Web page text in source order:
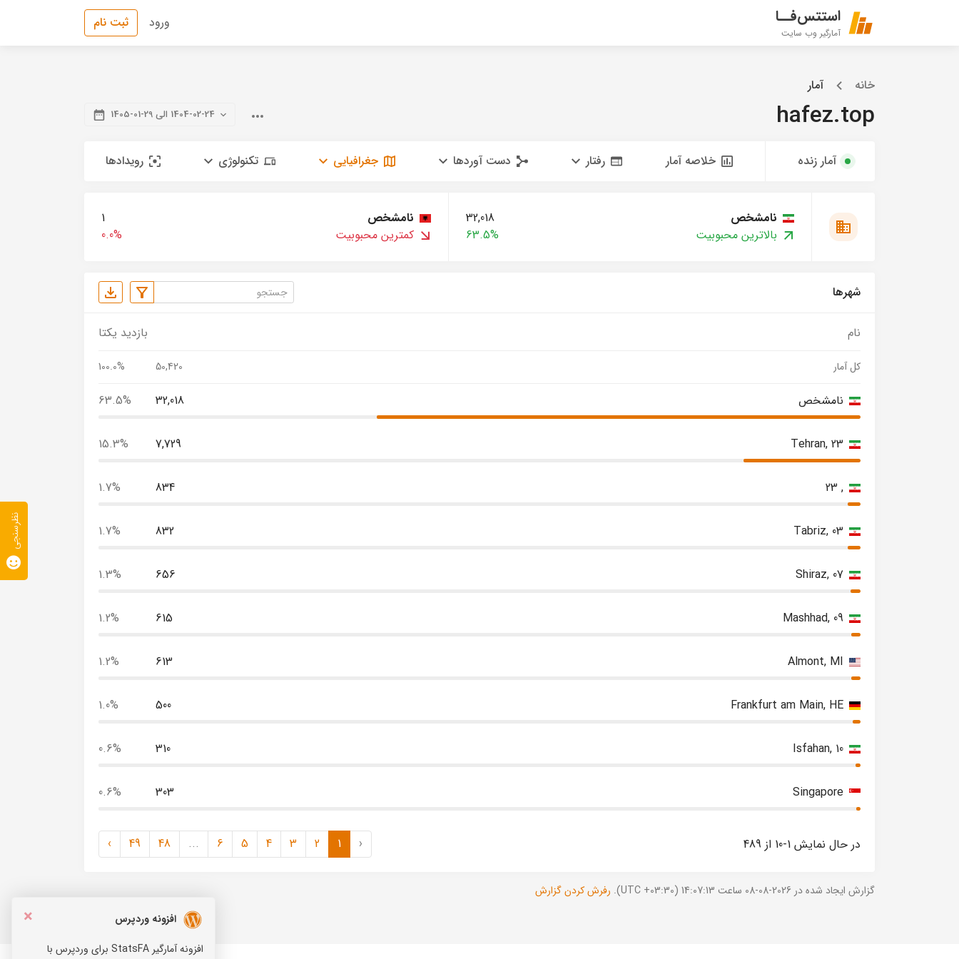
استتس‌فــا
آمارگیر وب سایت
ورود ثبت نام
خانه آمار
hafez.top 1404-02-24 الی 29-01-1405
آمار زنده خلاصه آمار رفتار دست آوردها جغرافیایی تکنولوژی رویدادها
نامشخص
32,018
بالاترین محبوبیت
63.5%
نامشخص
1
کمترین محبوبیت
0.0%
شهرها
نام بازدید یکتا
کل آمار 50,420
100.0%
نامشخص 32,018
63.5%
Tehran, 23
7,729
15.3%
, 23
834
1.7%
Tabriz, 03
832
1.7%
Shiraz, 07
656
1.3%
Mashhad, 09
615
1.2%
Almont, MI
613
1.2%
Frankfurt am Main, HE
500
1.0%
Isfahan, 10
310
0.6%
Singapore
303
0.6%
در حال نمایش 1-10 از 489 ‹
1
2
3
4
5
6
...
48
49
›
گزارش ایجاد شده در 2026-08-08 ساعت 14:07:13 (UTC +03:30). رفرش کردن گزارش
×
افزونه وردپرس
افزونه آمارگیر StatsFA برای وردپرس با
نظرسنجی